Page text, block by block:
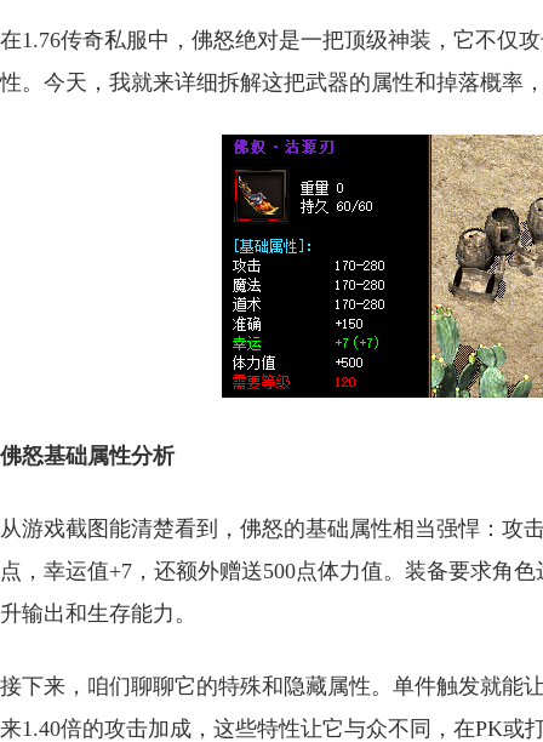
在1.76传奇私服中，佛怒绝对是一把顶级神装，它不仅
性。今天，我就来详细拆解这把武器的属性和掉落概率
佛怒基础属性分析
从游戏截图能清楚看到，佛怒的基础属性相当强悍：攻
点，幸运值+7，还额外赠送500点体力值。装备要求角
升输出和生存能力。
接下来，咱们聊聊它的特殊和隐藏属性。单件触发就能
来1.40倍的攻击加成，这些特性让它与众不同，在PK或